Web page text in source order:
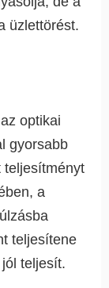
üzlettörést.
optikai
gyorsabb
teljesítményt
a
teljesítene
teljesít.